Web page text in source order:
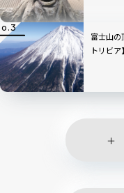
富士山
トリビア】